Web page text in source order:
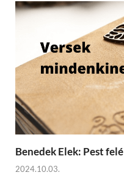
Benedek Elek: Pest felé
2024.10.03.